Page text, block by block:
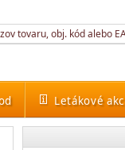
Letákové